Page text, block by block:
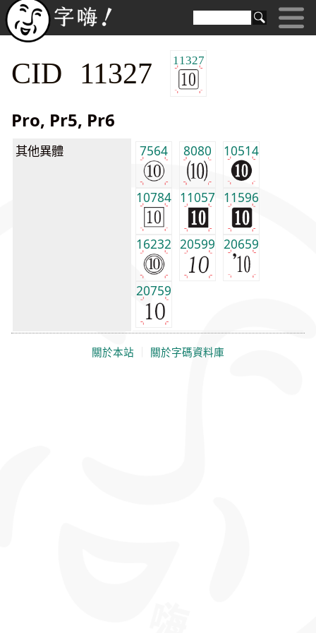
CID 11327 11327
Pro, Pr5, Pr6
其他異體 7564 8080 10514
10784 11057 11596
16232 20599 20659
20759
關於本站 關於字碼資料庫